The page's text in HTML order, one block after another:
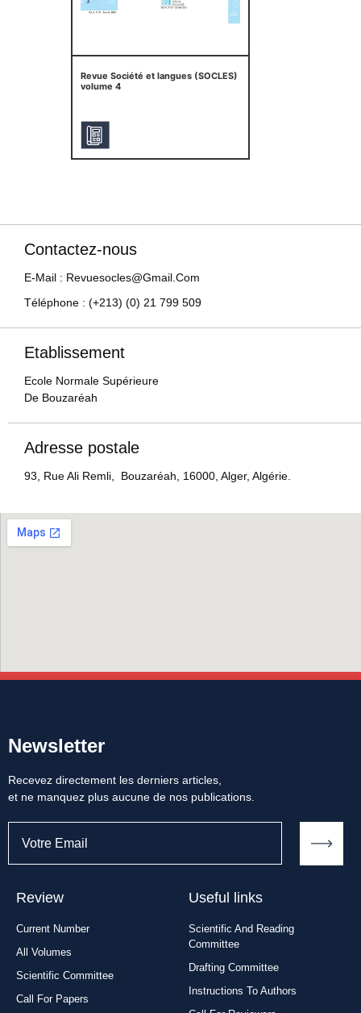
Revue Société et langues (SOCLES)
volume 4
Contactez-nous
E-Mail : Revuesocles@gmail.com
Téléphone : (+213) (0) 21 799 509
Etablissement
Ecole Normale Supérieure
De Bouzaréah
Adresse postale
93, Rue Ali Remli, Bouzaréah, 16000, Alger, Algérie.
Newsletter
Recevez directement les derniers articles,
et ne manquez plus aucune de nos publications.
Review
Current Number
All Volumes
Scientific Committee
Call For Papers
Useful links
Scientific And Reading
Committee
Drafting Committee
Instructions To Authors